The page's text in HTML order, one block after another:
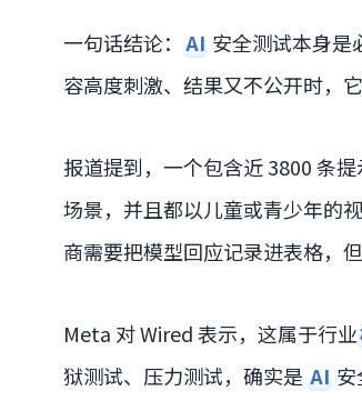
一句话结论： AI 安全测试本身是
容高度刺激、结果又不公开时，
报道提到，一个包含近 3800 条
场景，并且都以儿童或青少年的
商需要把模型回应记录进表格，
Meta 对 Wired 表示，这属于行业
狱测试、压力测试，确实是 AI